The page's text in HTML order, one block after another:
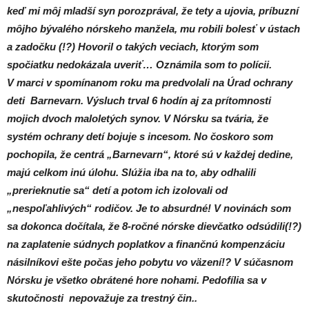
keď mi môj mladší syn porozprával, že tety a ujovia, príbuzní
môjho bývalého nórskeho manžela, mu robili bolesť v ústach
a zadočku (!?) Hovoril o takých veciach, ktorým som
spočiatku nedokázala uveriť… Oznámila som to polícii.
V marci v spomínanom roku ma predvolali na Úrad ochrany
deti Barnevarn. Výsluch trval 6 hodín aj za prítomnosti
mojich dvoch maloletých synov. V Nórsku sa tvária, že
systém ochrany detí bojuje s incesom. No čoskoro som
pochopila, že centrá „Barnevarn“, ktoré sú v každej dedine,
majú celkom inú úlohu. Slúžia iba na to, aby odhalili
„prerieknutie sa“ detí a potom ich izolovali od
„nespoľahlivých“ rodičov. Je to absurdné! V novinách som
sa dokonca dočítala, že 8-ročné nórske dievčatko odsúdili(!?)
na zaplatenie súdnych poplatkov a finančnú kompenzáciu
násilníkovi ešte počas jeho pobytu vo väzení!? V súčasnom
Nórsku je všetko obrátené hore nohami. Pedofília sa v
skutočnosti nepovažuje za trestný čin..